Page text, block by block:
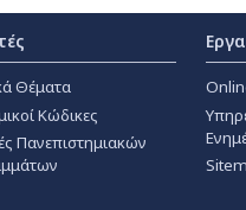
Θέματα
Κώδικες
Πανεπιστημιακών